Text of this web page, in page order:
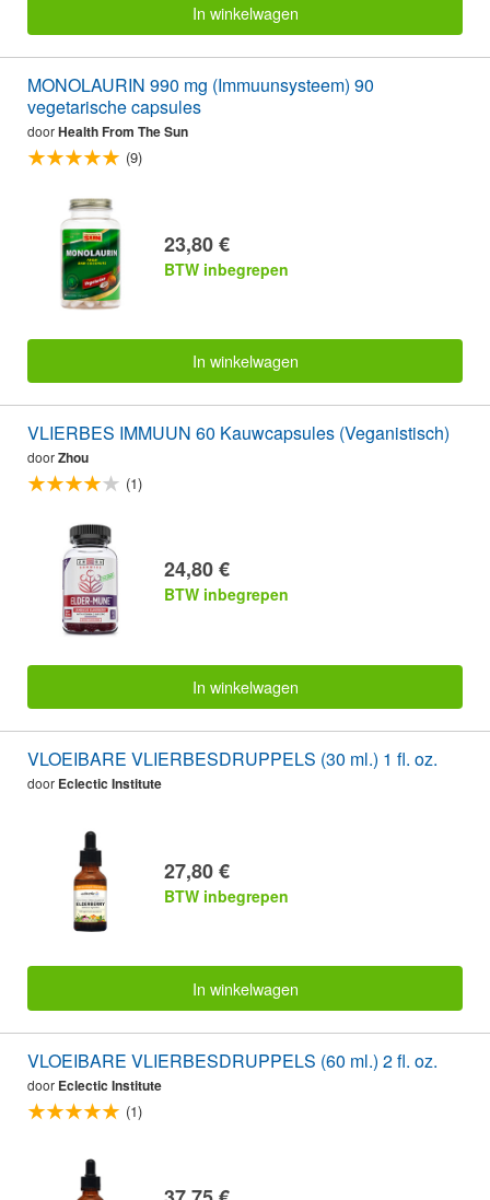
In winkelwagen
MONOLAURIN 990 mg (Immuunsysteem) 90
vegetarische capsules
doorHealth From The Sun
(9)
23,80 €
BTW inbegrepen
In winkelwagen
VLIERBES IMMUUN 60 Kauwcapsules (Veganistisch)
doorZhou
(1)
24,80 €
BTW inbegrepen
In winkelwagen
VLOEIBARE VLIERBESDRUPPELS (30 ml.) 1 fl. oz.
door Eclectic Institute
27,80 €
BTW inbegrepen
In winkelwagen
VLOEIBARE VLIERBESDRUPPELS (60 ml.) 2 fl. oz.
door Eclectic Institute
(1)